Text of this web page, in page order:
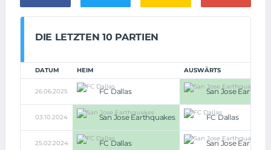
DIE LETZTEN 10 PARTIEN
DATUM HEIM AUSWÄRTS
26.06.2025 FC Dallas San Jose
03.10.2024 San Jose Earthquakes FC Dallas
25.02.2024 FC Dallas San Jose